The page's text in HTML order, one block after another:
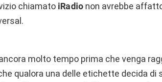
chiamato iRadio non avrebbe
molto tempo prima che venga
qualora una delle etichette decida di